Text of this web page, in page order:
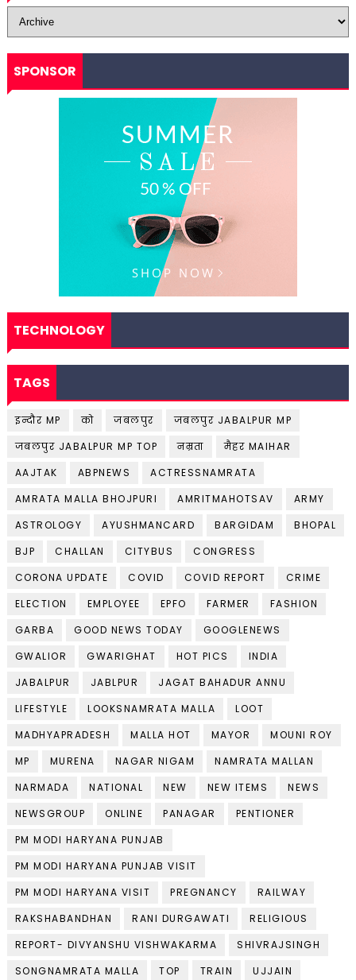
SPONSOR
TECHNOLOGY
TAGS
इन्दौर MP को जबलपुर
जबलपुर JABALPUR MP
जबलपुर JABALPUR MP TOP
नम्रता
मैहर MAIHAR
AAJTAK
ABPNEWS
ACTRESSNAMRATA
AMRATA MALLA BHOJPURI
AMRITMAHOTSAV
ARMY
ASTROLOGY
AYUSHMANCARD BARGIDAM
BHOPAL
BJP
CHALLAN CITYBUS
CONGRESS
CORONA UPDATE
COVID COVID REPORT
CRIME
ELECTION
EMPLOYEE EPFO FARMER
FASHION
GARBA
GOOD NEWS TODAY
GOOGLENEWS
GWALIOR
GWARIGHAT HOT PICS
INDIA
JABALPUR
JABLPUR
JAGAT BAHADUR ANNU
LIFESTYLE
LOOKSNAMRATA MALLA
LOOT
MADHYAPRADESH
MALLA HOT MAYOR
MOUNI ROY
MP
MURENA NAGAR NIGAM
NAMRATA MALLAN
NARMADA
NATIONAL NEW NEW ITEMS
NEWS
NEWSGROUP
ONLINE PANAGAR
PENTIONER
PM MODI HARYANA PUNJAB
PM MODI HARYANA PUNJAB VISIT
PM MODI HARYANA VISIT
PREGNANCY
RAILWAY
RAKSHABANDHAN
RANI DURGAWATI
RELIGIOUS
REPORT- DIVYANSHU VISHWAKARMA
SHIVRAJSINGH
SONGNAMRATA MALLA
TOP TRAIN
UJJAIN